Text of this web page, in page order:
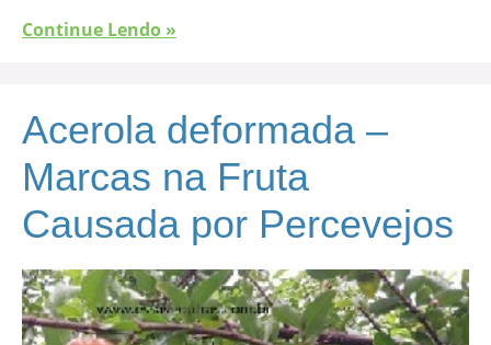
Continue Lendo »
Acerola deformada –
Marcas na Fruta
Causada por Percevejos